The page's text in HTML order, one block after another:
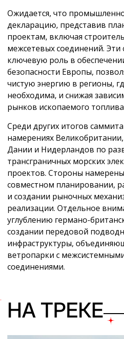
Ожидается, что
декларацию, представив
проектам, включая
межсетевых соединений. Эти
ключевую роль в
безопасности Европы,
чистую энергию в регионы,
необходима, и снижая
рынков ископаемого
Среди других итогов
намерениях
Дании и Нидерландов по
трансграничных морских
проектов. Стороны
совместном планировании,
и создании рыночных
реализации. Отдельное
углублению германо-
создании передовой
инфраструктуры,
ветропарки с
соединениями.
НА ТРЕКЕ